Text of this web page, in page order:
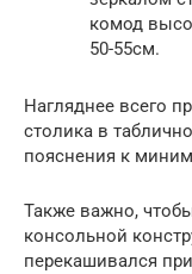
комод
50-55см.
Нагляднее всего
столика в
пояснения к
Также важно,
консольной
перекашивался